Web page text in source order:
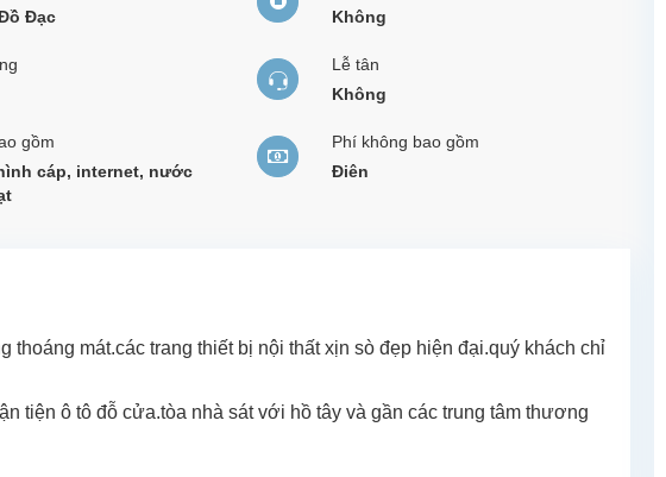
Đạc
Không
Lễ tân
Không
gồm
cáp, internet, nước
Phí không bao gồm
Điên
thoáng mát.các trang thiết bị nội thất xịn sò đẹp hiện đại.quý khách chỉ
tiện ô tô đỗ cửa.tòa nhà sát với hồ tây và gần các trung tâm thương